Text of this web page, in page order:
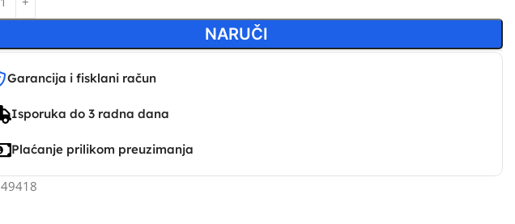
NARUČI
Garancija i fisklani račun
Isporuka do 3 radna dana
Plaćanje prilikom preuzimanja
49418